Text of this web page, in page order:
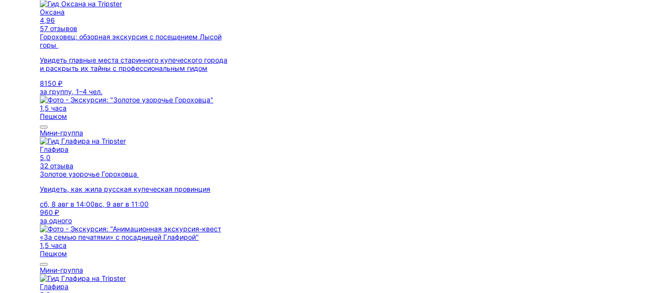
Оксана
4,96
57 отзывов
Гороховец: обзорная экскурсия с посещением Лысой
горы
Увидеть главные места старинного купеческого города
и раскрыть их тайны с профессиональным гидом
8150 ₽
за группу, 1–4 чел.
1,5 часа
Пешком
Мини-группа
Глафира
5,0
32 отзыва
Золотое узорочье Гороховца
Увидеть, как жила русская купеческая провинция
сб, 8 авг в 14:00вс, 9 авг в 11:00
960 ₽
за одного
1,5 часа
Пешком
Мини-группа
Глафира